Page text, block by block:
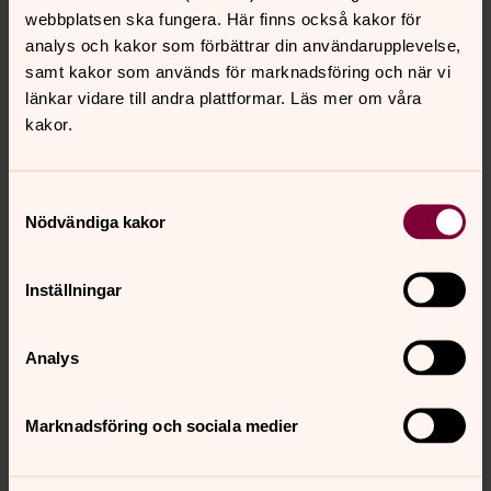
webbplatsen ska fungera. Här finns också kakor för
analys och kakor som förbättrar din användarupplevelse,
samt kakor som används för marknadsföring och när vi
länkar vidare till andra plattformar. Läs mer om våra
kakor.
Nödvändiga kakor
Inställningar
Analys
Marknadsföring och sociala medier
Kyrkvaktmästare
Värd / Värdinna i